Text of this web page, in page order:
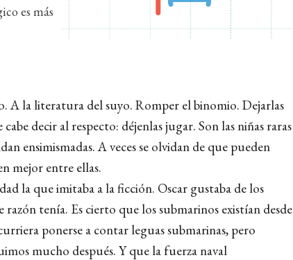
es más
A la literatura del suyo. Romper el binomio. Dejarlas
decir al respecto: déjenlas jugar. Son las niñas raras
ensimismadas. A veces se olvidan de que pueden
mejor entre ellas.
la que imitaba a la ficción. Oscar gustaba de los
tenía. Es cierto que los submarinos existían desde
ponerse a contar leguas submarinas, pero
mucho después. Y que la fuerza naval